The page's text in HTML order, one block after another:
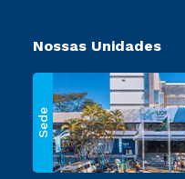
Nossas Unidades
Sede